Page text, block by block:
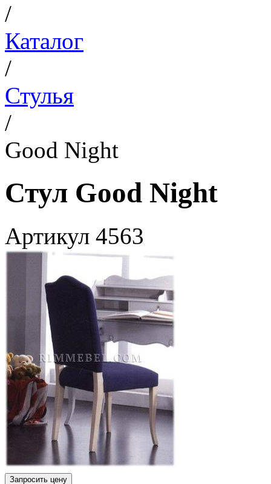
/
Каталог
/
Стулья
/
Good Night
Стул Good Night
Артикул 4563
Запросить цену